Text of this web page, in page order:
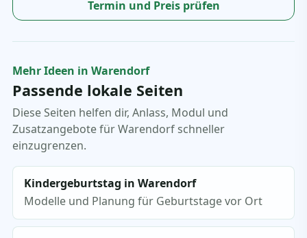
Termin und Preis prüfen
Mehr Ideen in Warendorf
Passende lokale Seiten
Diese Seiten helfen dir, Anlass, Modul und
Zusatzangebote für Warendorf schneller
einzugrenzen.
Kindergeburtstag in Warendorf
Modelle und Planung für Geburtstage vor Ort